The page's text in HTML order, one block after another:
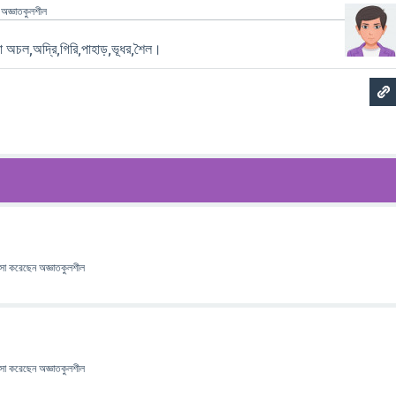
অজ্ঞাতকুলশীল
অচল,অদ্রি,গিরি,পাহাড়,ভূধর,শৈল।
করেছেনঅজ্ঞাতকুলশীল
করেছেনঅজ্ঞাতকুলশীল